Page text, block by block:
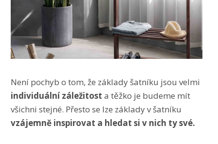
Není pochyb o tom, že základy šatníku jsou velmi
individuální záležitosta těžko je budeme mít
všichni stejné. Přesto se lze základy v šatníku
vzájemně inspirovat a hledat si v nich ty své.